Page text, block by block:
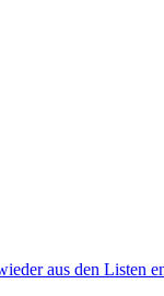
aus den Listen